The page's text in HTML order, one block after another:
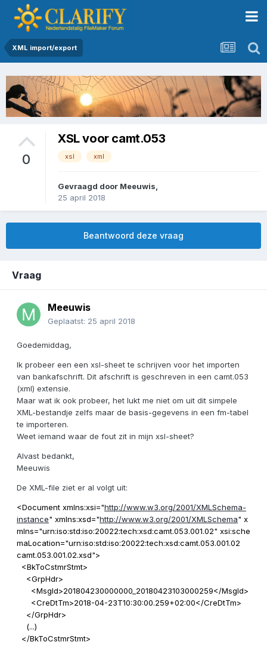
XML import/export
0
XSL voor camt.053
xsl xml
Gevraagd door Meeuwis
25 april 2018
Beantwoord deze vraag
Vraag
Meeuwis
Geplaatst: 25 april 2018
Goedemiddag,
Ik probeer een een xsl-sheet te schrijven voor het importen
van bankafschrift. Dit afschrift is geschreven in een camt.053
(xml) extensie.
Maar wat ik ook probeer, het lukt me niet om uit dit simpele
XML-bestandje zelfs maar de basis-gegevens in een fm-tabel
te importeren.
Weet iemand waar de fout zit in mijn xsl-sheet?
Alvast bedankt,
Meeuwis
De XML-file ziet er al volgt uit:
<Document xmlns:xsi="http://www.w3.org/2001/XMLSchema-
instance" xmlns:xsd="http://www.w3.org/2001/XMLSchema" x
mlns="urn:iso:std:iso:20022:tech:xsd:camt.053.001.02" xsi:sche
maLocation="urn:iso:std:iso:20022:tech:xsd:camt.053.001.02
camt.053.001.02.xsd">
<BkToCstmrStmt>
<GrpHdr>
<MsgId>201804230000000_20180423103000259</MsgId>
<CreDtTm>2018-04-23T10:30:00.259+02:00</CreDtTm>
</GrpHdr>
(...)
</BkToCstmrStmt>